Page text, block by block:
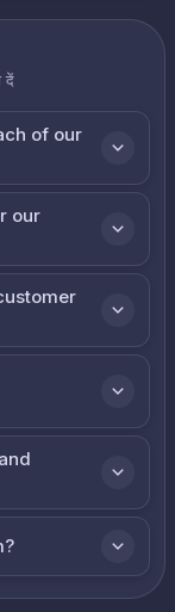
दें
of our
our